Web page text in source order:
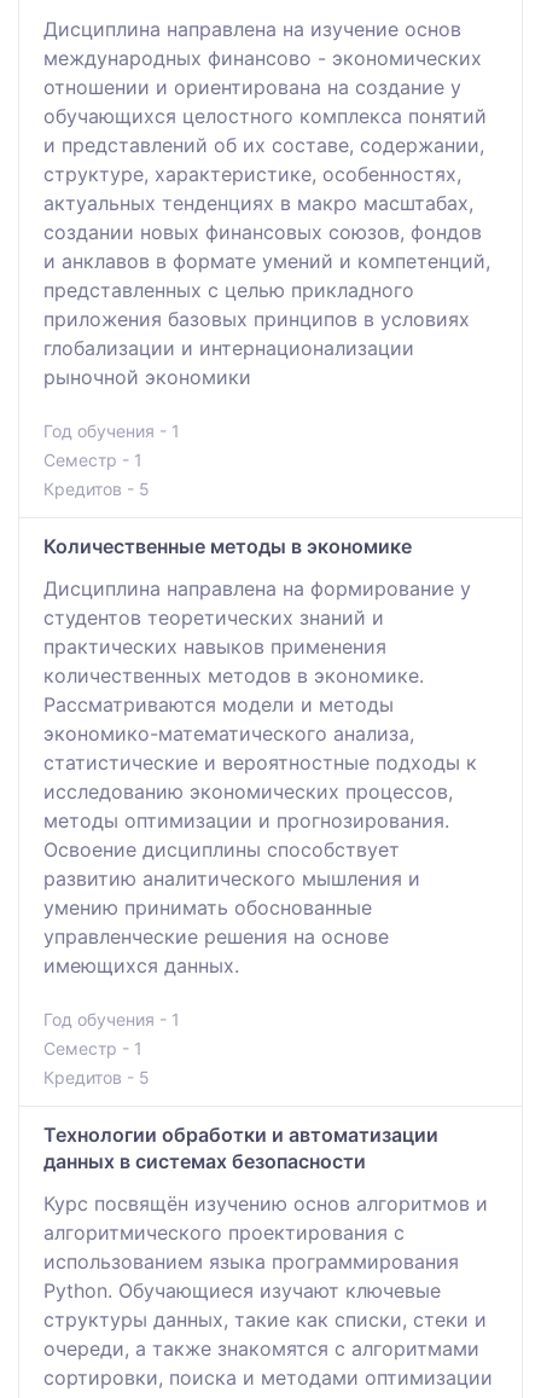
Дисциплина направлена на изучение основ
международных финансово - экономических
отношении и ориентирована на создание у
обучающихся целостного комплекса понятий
и представлений об их составе, содержании,
структуре, характеристике, особенностях,
актуальных тенденциях в макро масштабах,
создании новых финансовых союзов, фондов
и анклавов в формате умений и компетенций,
представленных с целью прикладного
приложения базовых принципов в условиях
глобализации и интернационализации
рыночной экономики
Год обучения - 1
Семестр - 1
Кредитов - 5
Количественные методы в экономике
Дисциплина направлена на формирование у
студентов теоретических знаний и
практических навыков применения
количественных методов в экономике.
Рассматриваются модели и методы
экономико-математического анализа,
статистические и вероятностные подходы к
исследованию экономических процессов,
методы оптимизации и прогнозирования.
Освоение дисциплины способствует
развитию аналитического мышления и
умению принимать обоснованные
управленческие решения на основе
имеющихся данных.
Год обучения - 1
Семестр - 1
Кредитов - 5
Технологии обработки и автоматизации
данных в системах безопасности
Курс посвящён изучению основ алгоритмов и
алгоритмического проектирования с
использованием языка программирования
Python. Обучающиеся изучают ключевые
структуры данных, такие как списки, стеки и
очереди, а также знакомятся с алгоритмами
сортировки, поиска и методами оптимизации